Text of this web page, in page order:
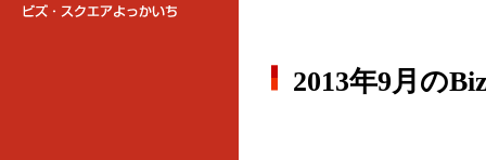
2013年9月の